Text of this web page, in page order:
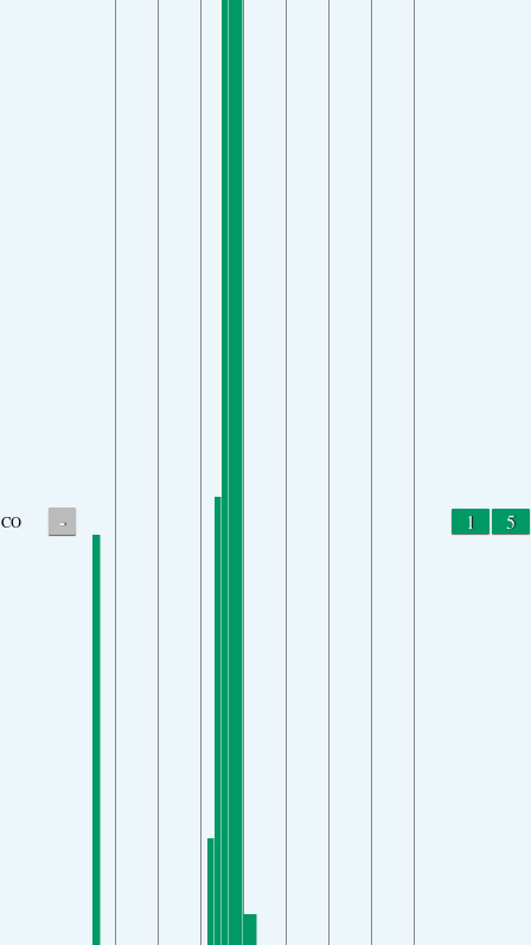
CO - 1 5